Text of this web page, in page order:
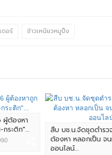
ดอร์ ข้าวเหนียวหมูปิ้ง
ผู้ต้องหา
ระติก"...
สืบ บช.น.จัดชุดตำร
ต้องหา หลอกเป็น จ
ออนไลน์...